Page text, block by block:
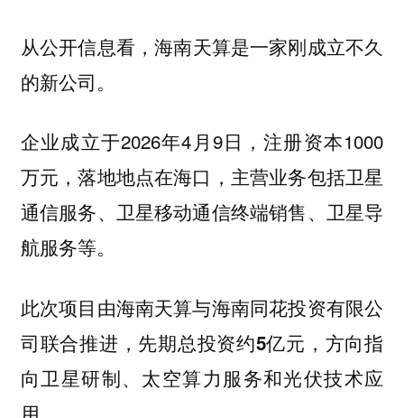
从公开信息看，海南天算是一家刚成立不久
的新公司。
企业成立于2026年4月9日，注册资本1000
万元，落地地点在海口，主营业务包括卫星
通信服务、卫星移动通信终端销售、卫星导
航服务等。
此次项目由海南天算与海南同花投资有限公
司联合推进， 先期总投资约5亿元，方向指
向卫星研制、太空算力服务和光伏技术应